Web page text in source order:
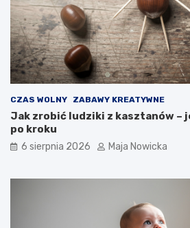
CZAS WOLNY ZABAWY KREATYWNE
Jak zrobić ludziki z kasztanów –
po kroku
6 sierpnia 2026 Maja Nowicka